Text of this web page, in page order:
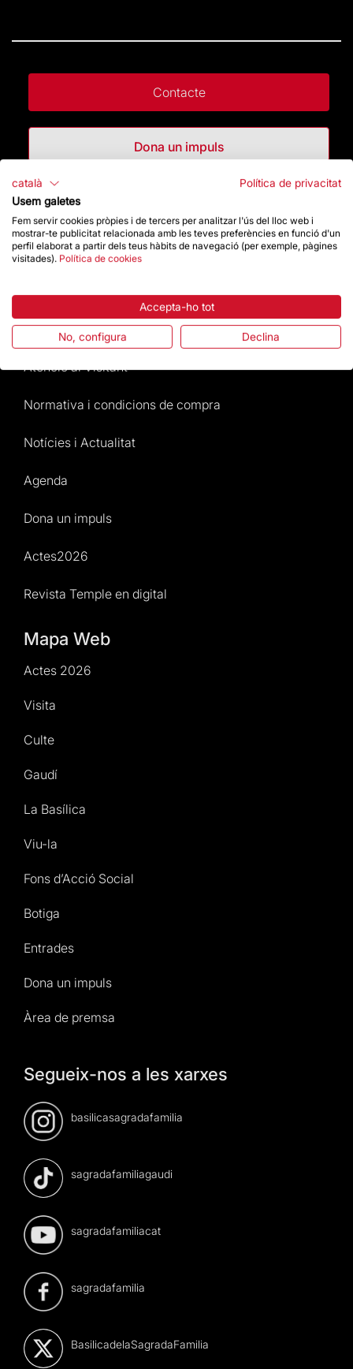
Contacte
Dona un impuls
Destacats
Preguntes freqüents
Atenció al Visitant
Normativa i condicions de compra
Notícies i Actualitat
Agenda
Dona un impuls
Actes2026
Revista Temple en digital
Mapa Web
Actes 2026
Visita
Culte
Gaudí
La Basílica
Viu-la
Fons d’Acció Social
Botiga
Entrades
Dona un impuls
Àrea de premsa
Segueix-nos a les xarxes
basilicasagradafamilia
sagradafamiliagaudi
sagradafamiliacat
sagradafamilia
BasilicadelaSagradaFamilia
català
Política de privacitat
Usem galetes
Fem servir cookies pròpies i de tercers per analitzar l'ús del lloc web i
mostrar-te publicitat relacionada amb les teves preferències en funció d'un
perfil elaborat a partir dels teus hàbits de navegació (per exemple, pàgines
visitades). Política de cookies
Accepta-ho tot
No, configura Declina